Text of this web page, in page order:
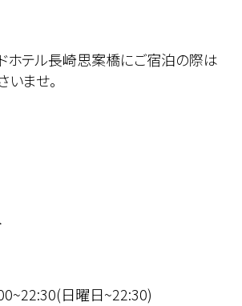
ホテル長崎思案橋にご宿泊の際は
いませ。
日曜日~22:30)